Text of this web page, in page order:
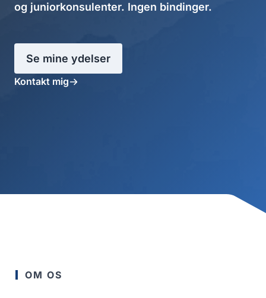
og juniorkonsulenter. Ingen bindinger.
Se mine ydelser
Kontakt mig
OM OS